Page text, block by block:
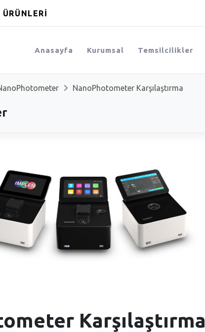
Anasayfa Kurumsal Temsilcilikler
NanoPhotometer Karşılaştırma
Karşılaştırma